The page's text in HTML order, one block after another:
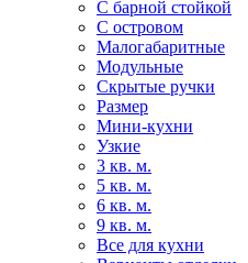
С барной стойкой
С островом
Малогабаритные
Модульные
Скрытые ручки
Размер
Мини-кухни
Узкие
3 кв. м.
5 кв. м.
6 кв. м.
9 кв. м.
Все для кухни